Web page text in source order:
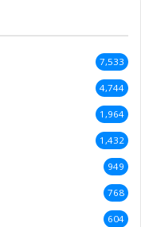
7,533
4,744
1,964
1,432
949
768
604